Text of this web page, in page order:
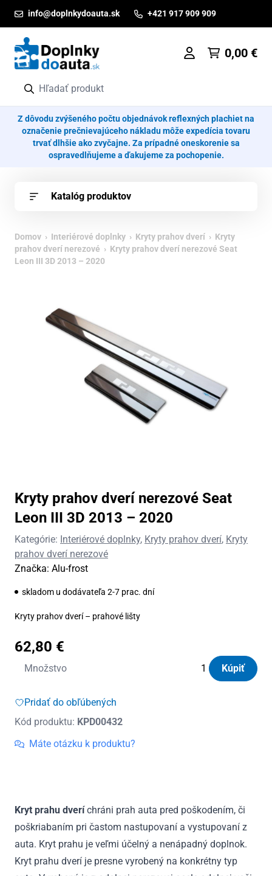
info@doplnkydoauta.sk +421 917 909 909
0,00 €
Z dôvodu zvýšeného počtu objednávok reflexných plachiet na
označenie prečnievajúceho nákladu môže expedícia tovaru
trvať dlhšie ako zvyčajne. Za prípadné oneskorenie sa
ospravedlňujeme a ďakujeme za pochopenie.
Katalóg produktov
Domov › Interiérové doplnky › Kryty prahov dverí › Kryty
prahov dverí nerezové › Kryty prahov dverí nerezové Seat
Leon III 3D 2013 – 2020
Kryty prahov dverí nerezové Seat
Leon III 3D 2013 – 2020
Kategórie: Interiérové doplnky, Kryty prahov dverí, Kryty
prahov dverí nerezové
Značka: Alu-frost
skladom u dodávateľa 2-7 prac. dní
Kryty prahov dverí – prahové lišty
62,80 €
Množstvo
množstvo
prahov
nerezové
Seat
-
2020
Kúpiť
Pridať do obľúbených
Kód produktu: KPD00432
Máte otázku k produktu?
Kryt prahu dveríchráni prah auta pred poškodením, či
poškriabaním pri častom nastupovaní a vystupovaní z
auta. Kryt prahu je veľmi účelný a nenápadný doplnok.
Kryt prahu dverí je presne vyrobený na konkrétny typ